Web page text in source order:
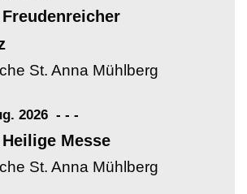
St. Anna Mühlberg
2026 - - -
Messe
St. Anna Mühlberg